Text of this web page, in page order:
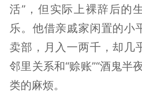
活”，但实际上裸辞后的
乐。他借亲戚家闲置的小
卖部，月入一两千，却几
邻里关系和“赊账”“酒鬼半
类的麻烦。